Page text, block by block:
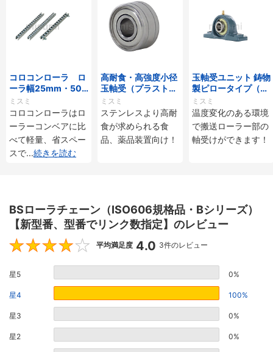
コロコンローラ ロ
ーラ幅25mm・50
mmタイプ
ミスミ
コロコンローラはロ
ーラーコンベアに比
べて軽量、省スペー
スで...続きを読む
高耐食・高強度小径
玉軸受（プラストロ
ベアリング）
ミスミ
ステンレスより高耐
食が求められる食
品、薬品装置向け！
玉軸受ユニット 鋳物
製ピロータイプ（耐
熱用）
ミスミ
温度変化のある環境
で搬送ローラー部の
軸受けができます！
BSローラチェーン（ISO606規格品・Bシリーズ）
【新型番、型番でリンク数指定】のレビュー
4
平均満足度 4.0 3件のレビュー
星5 0%
星4 100%
星3 0%
星2 0%